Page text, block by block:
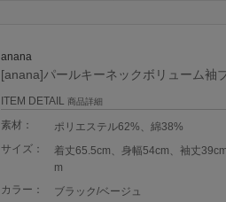
anana
[anana]パールキーネックボリューム袖
ITEM DETAIL 商品詳細
素材：
ポリエステル62%、綿38%
サイズ：
着丈65.5cm、身幅54cm、袖丈
m
カラー：
ブラック/ベージュ